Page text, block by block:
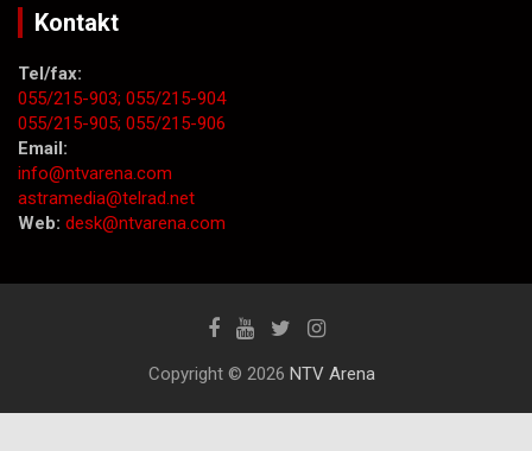
Kontakt
Tel/fax:
055/215-903; 055/215-904
055/215-905; 055/215-906
Email:
info@ntvarena.com
astramedia@telrad.net
Web: desk@ntvarena.com
Copyright © 2026 NTV Arena